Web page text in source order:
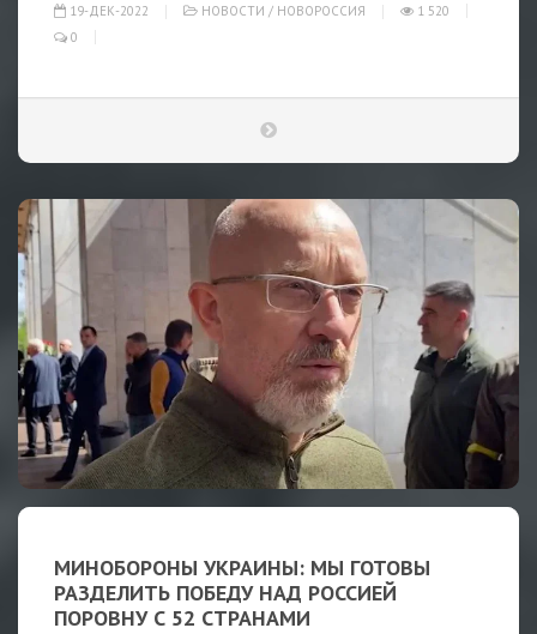
19-ДЕК-2022 НОВОСТИ / НОВОРОССИЯ
1 520
0
МИНОБОРОНЫ УКРАИНЫ: МЫ ГОТОВЫ
РАЗДЕЛИТЬ ПОБЕДУ НАД РОССИЕЙ
ПОРОВНУ С 52 СТРАНАМИ